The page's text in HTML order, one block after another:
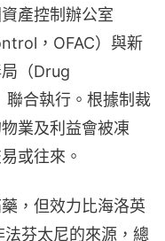
產控制辦公室
，OFAC）與新
（Drug
合執行。根據制裁
業及利益會被凍
或往來。
，但效力比海洛英
芬太尼的來源，總